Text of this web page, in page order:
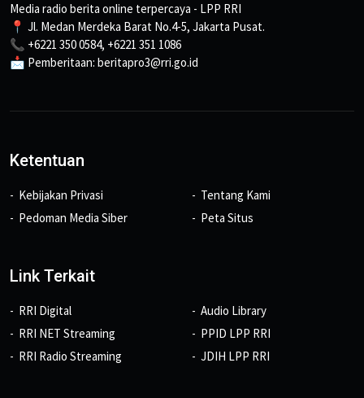
Media radio berita online terpercaya - LPP RRI
📍 Jl. Medan Merdeka Barat No.4-5, Jakarta Pusat.
📞 +6221 350 0584, +6221 351 1086
📩 Pemberitaan: beritapro3@rri.go.id
Ketentuan
Kebijakan Privasi
Pedoman Media Siber
Tentang Kami
Peta Situs
Link Terkait
RRI Digital
RRI NET Streaming
RRI Radio Streaming
Audio Library
PPID LPP RRI
JDIH LPP RRI